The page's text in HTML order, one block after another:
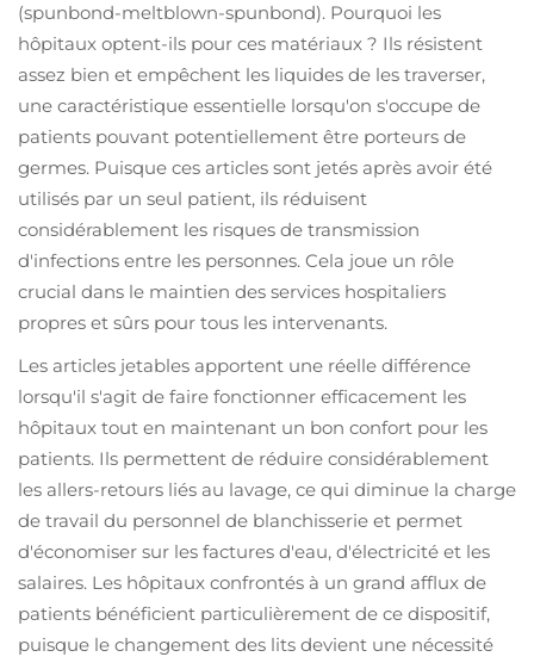
(spunbond-meltblown-spunbond). Pourquoi les
hôpitaux optent-ils pour ces matériaux ? Ils résistent
assez bien et empêchent les liquides de les traverser,
une caractéristique essentielle lorsqu'on s'occupe de
patients pouvant potentiellement être porteurs de
germes. Puisque ces articles sont jetés après avoir été
utilisés par un seul patient, ils réduisent
considérablement les risques de transmission
d'infections entre les personnes. Cela joue un rôle
crucial dans le maintien des services hospitaliers
propres et sûrs pour tous les intervenants.
Les articles jetables apportent une réelle différence
lorsqu'il s'agit de faire fonctionner efficacement les
hôpitaux tout en maintenant un bon confort pour les
patients. Ils permettent de réduire considérablement
les allers-retours liés au lavage, ce qui diminue la charge
de travail du personnel de blanchisserie et permet
d'économiser sur les factures d'eau, d'électricité et les
salaires. Les hôpitaux confrontés à un grand afflux de
patients bénéficient particulièrement de ce dispositif,
puisque le changement des lits devient une nécessité